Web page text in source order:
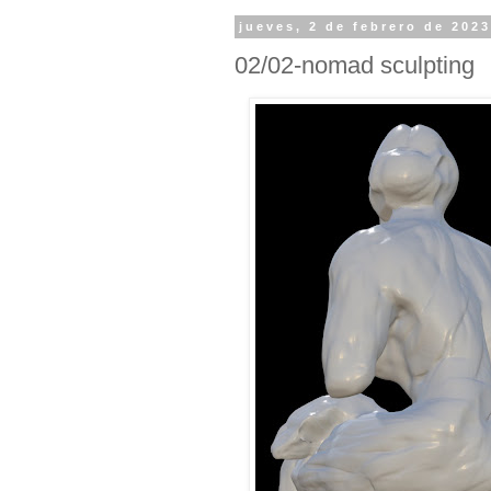
jueves, 2 de febrero de 2023
02/02-nomad sculpting